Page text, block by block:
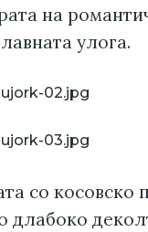
на
улога.
со косовско
длабоко